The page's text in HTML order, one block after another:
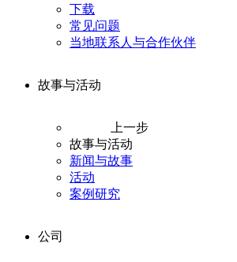
下载
常见问题
当地联系人与合作伙伴
故事与活动
上一步
故事与活动
新闻与故事
活动
案例研究
公司